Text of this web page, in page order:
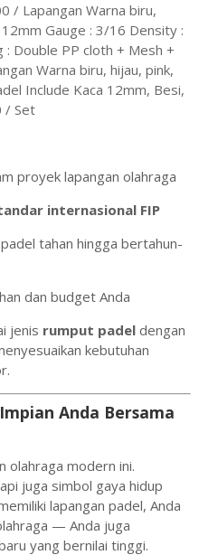
/ Lapangan Warna biru,
Gauge : 3/16 Density :
Double PP cloth + Mesh +
Warna biru, hijau, pink,
Include Kaca 12mm, Besi,
/ Set
proyek lapangan olahraga
internasional FIP
tahan hingga bertahun-
dan budget Anda
jenis rumput padeldengan
kebutuhan
Anda Bersama
olahraga modern ini.
juga simbol gaya hidup
lapangan padel, Anda
— Anda juga
yang bernilai tinggi.